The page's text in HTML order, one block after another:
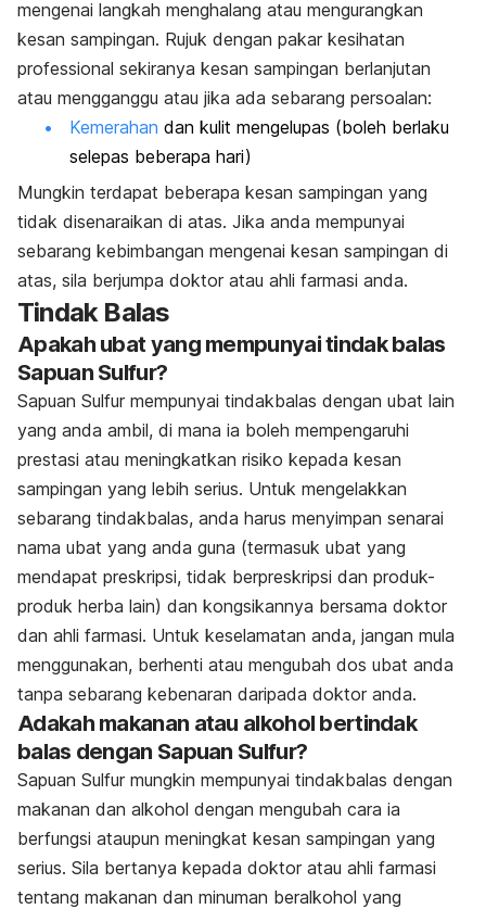
mengenai langkah menghalang atau mengurangkan
kesan sampingan. Rujuk dengan pakar kesihatan
professional sekiranya kesan sampingan berlanjutan
atau mengganggu atau jika ada sebarang persoalan:
Kemerahan dan kulit mengelupas (boleh berlaku
selepas beberapa hari)
Mungkin terdapat beberapa kesan sampingan yang
tidak disenaraikan di atas. Jika anda mempunyai
sebarang kebimbangan mengenai kesan sampingan di
atas, sila berjumpa doktor atau ahli farmasi anda.
Tindak Balas
Apakah ubat yang mempunyai tindak balas
Sapuan Sulfur?
Sapuan Sulfur mempunyai tindakbalas dengan ubat lain
yang anda ambil, di mana ia boleh mempengaruhi
prestasi atau meningkatkan risiko kepada kesan
sampingan yang lebih serius. Untuk mengelakkan
sebarang tindakbalas, anda harus menyimpan senarai
nama ubat yang anda guna (termasuk ubat yang
mendapat preskripsi, tidak berpreskripsi dan produk-
produk herba lain) dan kongsikannya bersama doktor
dan ahli farmasi. Untuk keselamatan anda, jangan mula
menggunakan, berhenti atau mengubah dos ubat anda
tanpa sebarang kebenaran daripada doktor anda.
Adakah makanan atau alkohol bertindak
balas dengan Sapuan Sulfur?
Sapuan Sulfur mungkin mempunyai tindakbalas dengan
makanan dan alkohol dengan mengubah cara ia
berfungsi ataupun meningkat kesan sampingan yang
serius. Sila bertanya kepada doktor atau ahli farmasi
tentang makanan dan minuman beralkohol yang